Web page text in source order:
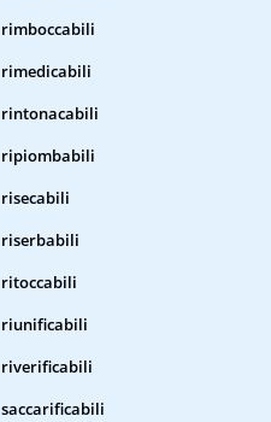
rimboccabili
rimedicabili
rintonacabili
ripiombabili
risecabili
riserbabili
ritoccabili
riunificabili
riverificabili
saccarificabili